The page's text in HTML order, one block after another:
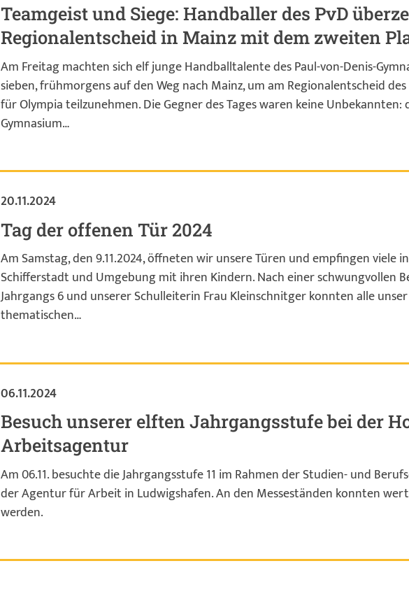
Teamgeist und Siege: Handballer des PvD
Regionalentscheid in Mainz mit dem zweiten
Am Freitag machten sich elf junge Handballtalente des Paul-von-Denis-
sieben, frühmorgens auf den Weg nach Mainz, um am Regionalentscheid
für Olympia teilzunehmen. Die Gegner des Tages waren keine Unbekannten:
Gymnasium…
20.11.2024
Tag der offenen Tür 2024
Am Samstag, den 9.11.2024, öffneten wir unsere Türen und empfingen viele
Schifferstadt und Umgebung mit ihren Kindern. Nach einer schwungvollen
Jahrgangs 6 und unserer Schulleiterin Frau Kleinschnitger konnten alle
thematischen…
06.11.2024
Besuch unserer elften Jahrgangsstufe bei der
Arbeitsagentur
Am 06.11. besuchte die Jahrgangsstufe 11 im Rahmen der Studien- und
der Agentur für Arbeit in Ludwigshafen. An den Messeständen konnten
werden.